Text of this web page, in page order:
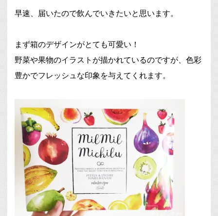
早速、届いたので飲んでいきたいと思います。
まず箱のデザインがとても可愛い！
野菜や果物のイラストが描かれているのですが、色彩
豊かでフレッシュな印象を与えてくれます。